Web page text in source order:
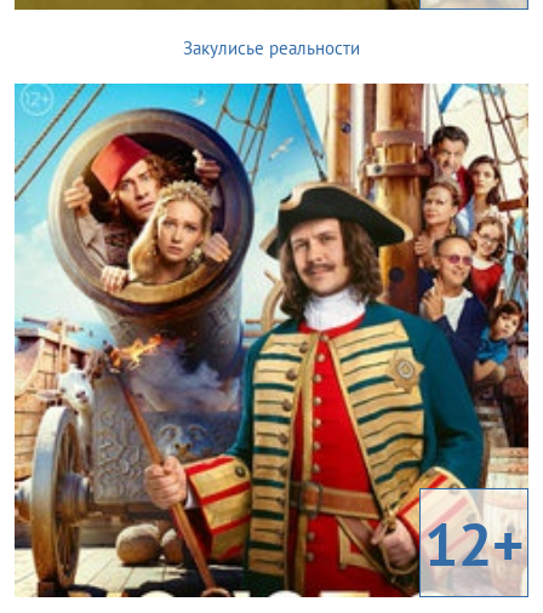
Закулисье реальности
12+